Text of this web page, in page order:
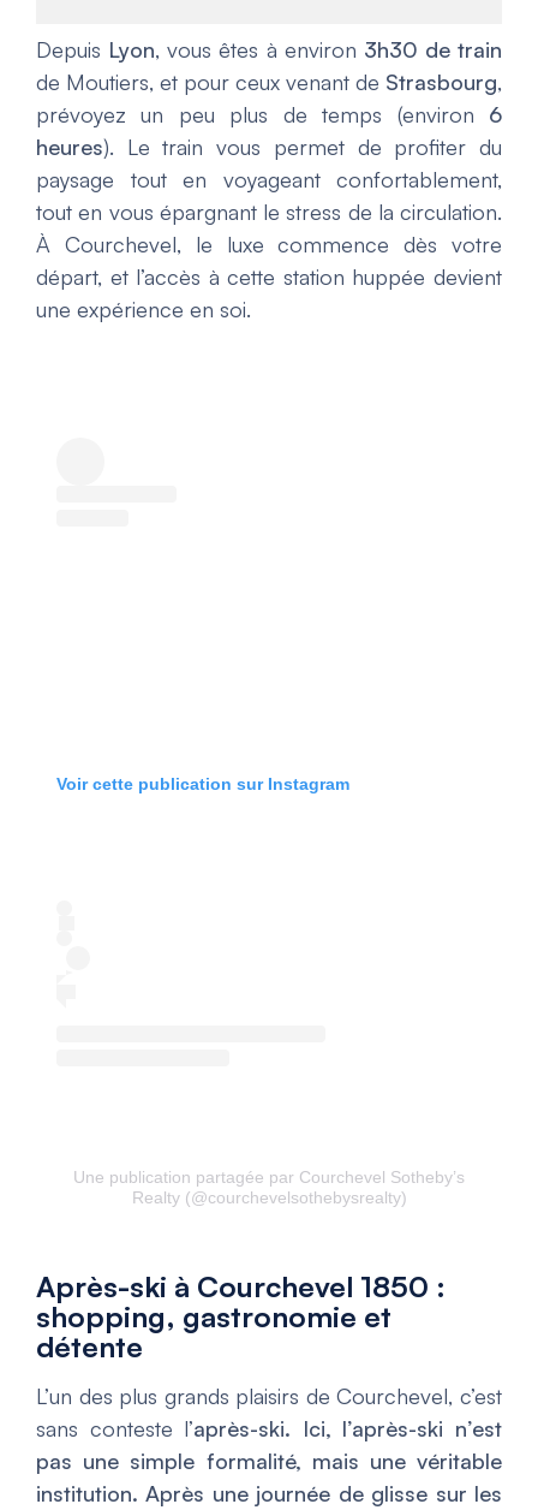
Depuis Lyon, vous êtes à environ 3h30 de train
de Moutiers, et pour ceux venant de Strasbourg,
prévoyez un peu plus de temps (environ 6
heures). Le train vous permet de profiter du
paysage tout en voyageant confortablement,
tout en vous épargnant le stress de la circulation.
À Courchevel, le luxe commence dès votre
départ, et l’accès à cette station huppée devient
une expérience en soi.
Voir cette publication sur Instagram
Une publication partagée par Courchevel Sotheby’s
Realty (@courchevelsothebysrealty)
Après-ski à Courchevel 1850 :
shopping, gastronomie et
détente
L’un des plus grands plaisirs de Courchevel, c’est
sans conteste l’après-ski. Ici, l’après-ski n’est
pas une simple formalité, mais une véritable
institution. Après une journée de glisse sur les